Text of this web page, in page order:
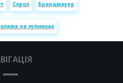
Скрол Брандмауер
на зупинках